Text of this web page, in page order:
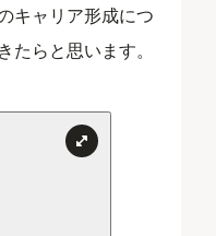
キャリア形成につ
らと思います。